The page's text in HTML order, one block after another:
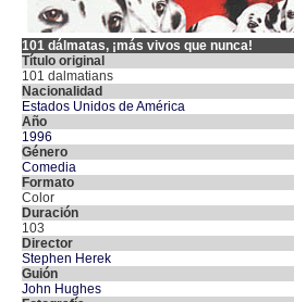
101 dálmatas, ¡más vivos que nunca!
Título original
101 dalmatians
Nacionalidad
Estados Unidos de América
Año
1996
Género
Comedia
Formato
Color
Duración
103
Director
Stephen Herek
Guión
John Hughes